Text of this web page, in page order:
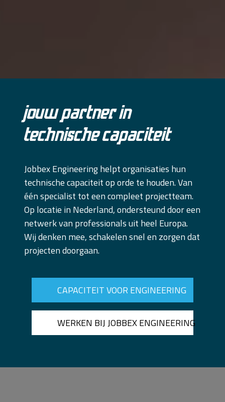
Jouw partner in
technische capaciteit
Jobbex Engineering helpt organisaties hun
technische capaciteit op orde te houden. Van
één specialist tot een compleet projectteam.
Op locatie in Nederland, ondersteund door een
netwerk van professionals uit heel Europa.
Wij denken mee, schakelen snel en zorgen dat
projecten doorgaan.
CAPACITEIT VOOR ENGINEERING
WERKEN BIJ JOBBEX ENGINEERING